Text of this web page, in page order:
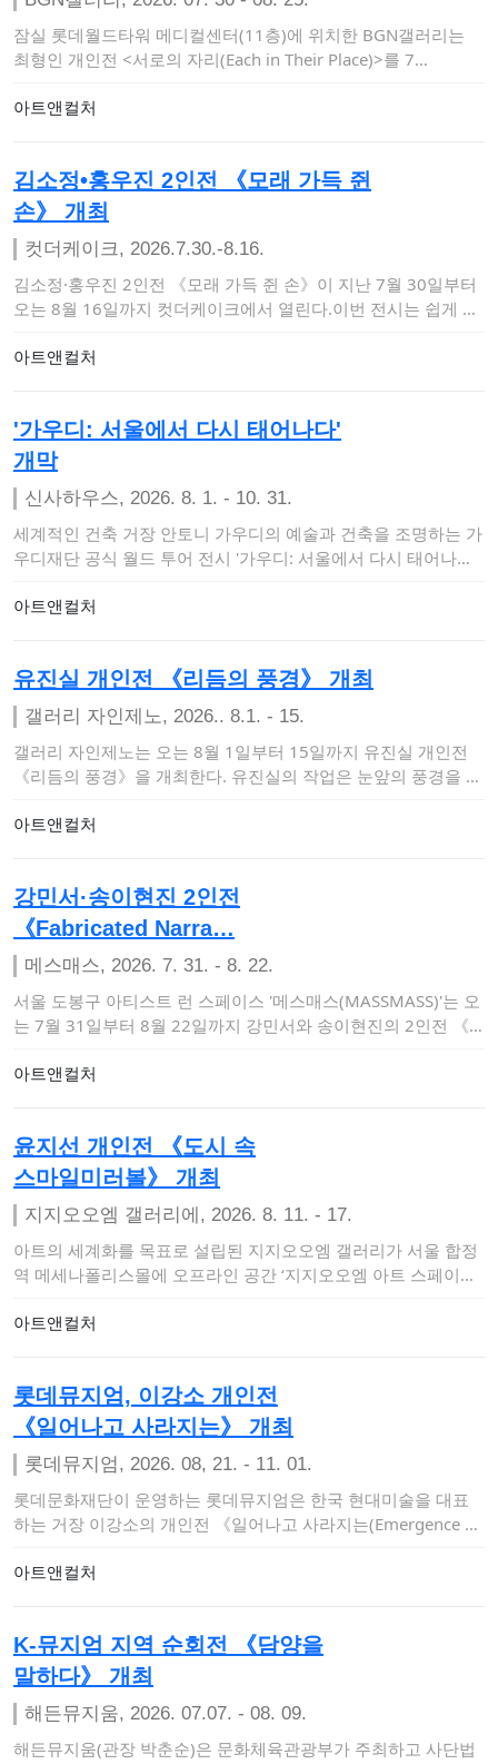
잠실 롯데월드타워 메디컬센터(11층)에 위치한 BGN갤러리는
최형인 개인전 <서로의 자리(Each in Their Place)>를 7…
아트앤컬처
김소정•홍우진 2인전 《모래 가득 쥔
손》 개최
컷더케이크, 2026.7.30.-8.16.
김소정·홍우진 2인전 《모래 가득 쥔 손》이 지난 7월 30일부터
오는 8월 16일까지 컷더케이크에서 열린다.이번 전시는 쉽게 붙
아트앤컬처
'가우디: 서울에서 다시 태어나다'
개막
신사하우스, 2026. 8. 1. - 10. 31.
세계적인 건축 거장 안토니 가우디의 예술과 건축을 조명하는 가
우디재단 공식 월드 투어 전시 '가우디: 서울에서 다시 태어나다
아트앤컬처
유진실 개인전 《리듬의 풍경》 개최
갤러리 자인제노, 2026.. 8.1. - 15.
갤러리 자인제노는 오는 8월 1일부터 15일까지 유진실 개인전
《리듬의 풍경》을 개최한다. 유진실의 작업은 눈앞의 풍경을 사
아트앤컬처
강민서·송이현진 2인전
《Fabricated Narra…
메스매스, 2026. 7. 31. - 8. 22.
서울 도봉구 아티스트 런 스페이스 '메스매스(MASSMASS)'는 오
는 7월 31일부터 8월 22일까지 강민서와 송이현진의 2인전 《F
아트앤컬처
윤지선 개인전 《도시 속
스마일미러볼》 개최
지지오오엠 갤러리에, 2026. 8. 11. - 17.
아트의 세계화를 목표로 설립된 지지오오엠 갤러리가 서울 합정
역 메세나폴리스몰에 오프라인 공간 ‘지지오오엠 아트 스페이스
아트앤컬처
롯데뮤지엄, 이강소 개인전
《일어나고 사라지는》 개최
롯데뮤지엄, 2026. 08, 21. - 11. 01.
롯데문화재단이 운영하는 롯데뮤지엄은 한국 현대미술을 대표
하는 거장 이강소의 개인전 《일어나고 사라지는(Emergence an
아트앤컬처
K-뮤지엄 지역 순회전 《담양을
말하다》 개최
해든뮤지움, 2026. 07.07. - 08. 09.
해든뮤지움(관장 박춘순)은 문화체육관광부가 주최하고 사단법